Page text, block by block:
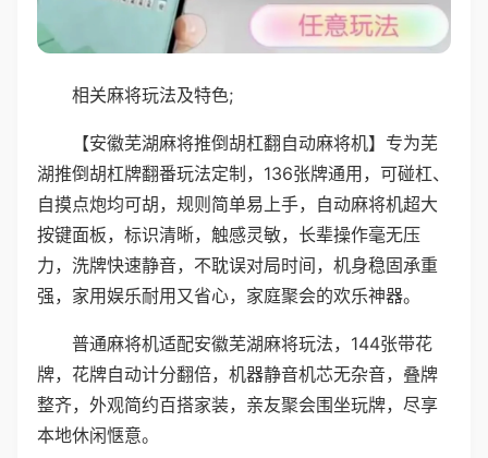
相关麻将玩法及特色;
【安徽芜湖麻将推倒胡杠翻自动麻将机】专为芜
湖推倒胡杠牌翻番玩法定制，136张牌通用，可碰杠、
自摸点炮均可胡，规则简单易上手，自动麻将机超大
按键面板，标识清晰，触感灵敏，长辈操作毫无压
力，洗牌快速静音，不耽误对局时间，机身稳固承重
强，家用娱乐耐用又省心，家庭聚会的欢乐神器。
普通麻将机适配安徽芜湖麻将玩法，144张带花
牌，花牌自动计分翻倍，机器静音机芯无杂音，叠牌
整齐，外观简约百搭家装，亲友聚会围坐玩牌，尽享
本地休闲惬意。